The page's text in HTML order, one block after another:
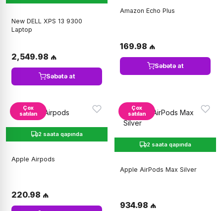
New DELL XPS 13 9300
Laptop
2,549.98 ₼
Səbətə at
Amazon Echo Plus
169.98 ₼
Səbətə at
Çox
satılan
2 saata qapında
Apple Airpods
220.98 ₼
Çox
satılan
2 saata qapında
Apple AirPods Max Silver
934.98 ₼